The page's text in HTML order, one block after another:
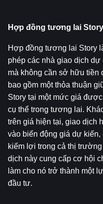
Hợp đồng tương lai
Hợp đồng tương lai Story
phép các nhà giao dịch
mà không cần sở hữu tiền
bao gồm một thỏa thuận
Story tại một mức giá
cụ thể trong tương lai.
trên giá hiện tại, giao dịch
vào biến động giá dự
kiếm lợi trong cả thị
dịch này cung cấp cơ hội
làm cho nó trở thành một
đầu tư.